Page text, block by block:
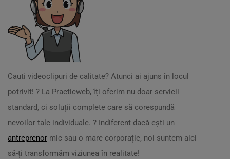
Cauti videoclipuri de calitate? Atunci ai ajuns în locul
potrivit! ? La Practicweb, îți oferim nu doar servicii
standard, ci soluții complete care să corespundă
nevoilor tale individuale. ? Indiferent dacă ești un
antreprenor mic sau o mare corporație, noi suntem aici
să-ți transformăm viziunea în realitate!